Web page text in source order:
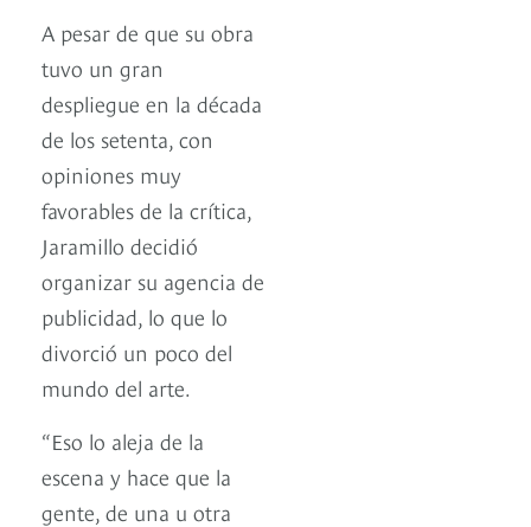
A pesar de que su obra
tuvo un gran
despliegue en la década
de los setenta, con
opiniones muy
favorables de la crítica,
Jaramillo decidió
organizar su agencia de
publicidad, lo que lo
divorció un poco del
mundo del arte.
“Eso lo aleja de la
escena y hace que la
gente, de una u otra